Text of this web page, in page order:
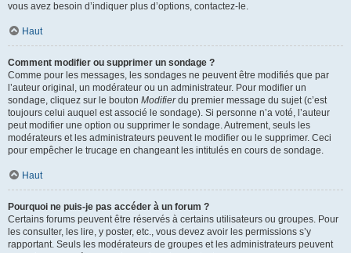
vous avez besoin d’indiquer plus d’options, contactez-le.
Haut
Comment modifier ou supprimer un sondage ?
Comme pour les messages, les sondages ne peuvent être modifiés que par
l’auteur original, un modérateur ou un administrateur. Pour modifier un
sondage, cliquez sur le bouton Modifierdu premier message du sujet (c’est
toujours celui auquel est associé le sondage). Si personne n’a voté, l’auteur
peut modifier une option ou supprimer le sondage. Autrement, seuls les
modérateurs et les administrateurs peuvent le modifier ou le supprimer. Ceci
pour empêcher le trucage en changeant les intitulés en cours de sondage.
Haut
Pourquoi ne puis-je pas accéder à un forum ?
Certains forums peuvent être réservés à certains utilisateurs ou groupes. Pour
les consulter, les lire, y poster, etc., vous devez avoir les permissions s’y
rapportant. Seuls les modérateurs de groupes et les administrateurs peuvent